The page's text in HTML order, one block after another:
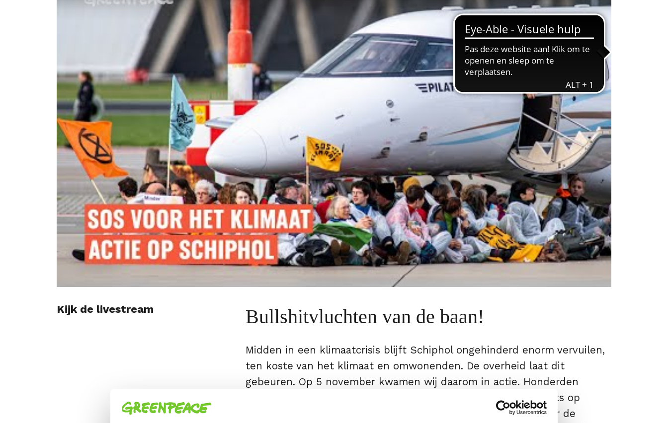
Kijk de livestream Bullshitvluchten van de baan!
Midden in een klimaatcrisis blijft Schiphol ongehinderd enorm vervuilen,
ten koste van het klimaat en omwonenden. De overheid laat dit
gebeuren. Op 5 november kwamen wij daarom in actie. Honderden
actievoerders liepen of fietsten naar het platform voor privéjets op
Schiphol. We zaten onder de geparkeerde jets en fietsten over de